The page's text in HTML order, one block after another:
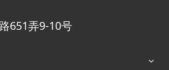
651弄9-10号